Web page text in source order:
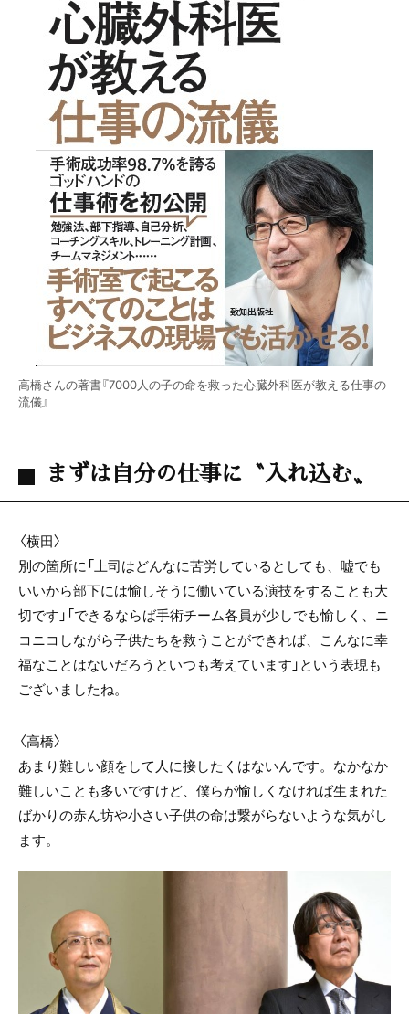
高橋さんの著書『7000人の子の命を救った心臓外科医が教える仕事の
流儀』
まずは自分の仕事に〝入れ込む〟
〈横田〉
別の箇所に「上司はどんなに苦労しているとしても、嘘でも
いいから部下には愉しそうに働いている演技をすることも大
切です」「できるならば手術チーム各員が少しでも愉しく、ニ
コニコしながら子供たちを救うことができれば、こんなに幸
福なことはないだろうといつも考えています」という表現も
ございましたね。
〈高橋〉
あまり難しい顔をして人に接したくはないんです。なかなか
難しいことも多いですけど、僕らが愉しくなければ生まれた
ばかりの赤ん坊や小さい子供の命は繋がらないような気がし
ます。